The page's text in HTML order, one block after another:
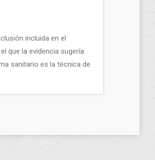
incluida en el
que la evidencia sugería
sanitario es la técnica de